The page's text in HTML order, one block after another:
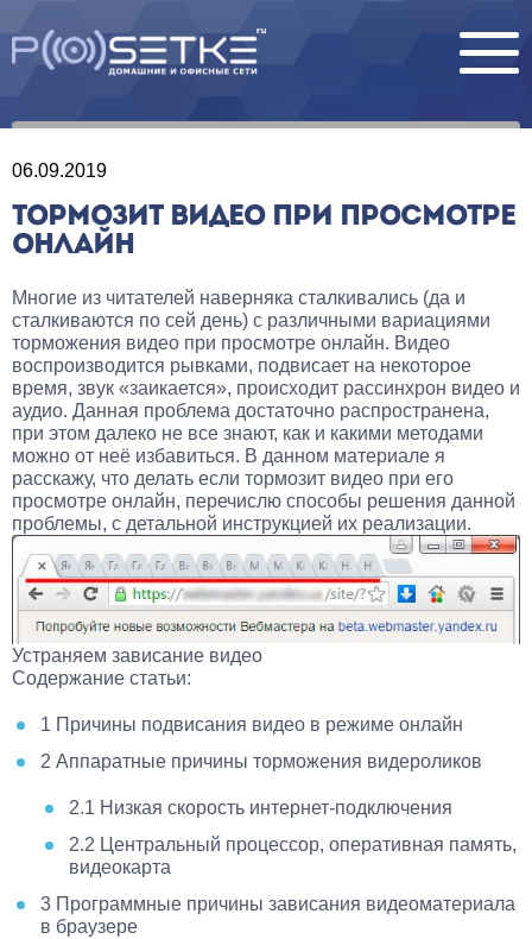
06.09.2019
ТОРМОЗИТ ВИДЕО ПРИ ПРОСМОТРЕ
ОНЛАЙН
Многие из читателей наверняка сталкивались (да и
сталкиваются по сей день) с различными вариациями
торможения видео при просмотре онлайн. Видео
воспроизводится рывками, подвисает на некоторое
время, звук «заикается», происходит рассинхрон видео и
аудио. Данная проблема достаточно распространена,
при этом далеко не все знают, как и какими методами
можно от неё избавиться. В данном материале я
расскажу, что делать если тормозит видео при его
просмотре онлайн, перечислю способы решения данной
проблемы, с детальной инструкцией их реализации.
Устраняем зависание видео
Содержание статьи:
1 Причины подвисания видео в режиме онлайн
2 Аппаратные причины торможения видероликов
2.1 Низкая скорость интернет-подключения
2.2 Центральный процессор, оперативная память,
видеокарта
3 Программные причины зависания видеоматериала
в браузере